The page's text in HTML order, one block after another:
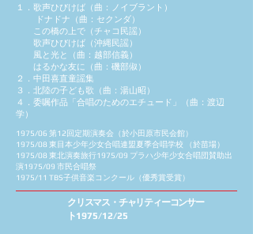
１．歌声ひびけば（曲：ノイブラント）
ドナドナ（曲：セクンダ）
この橋の上で（チャコ民謡）
歌声ひびけば（沖縄民謡）
風と光と（曲：越部信義）
はるかな友に（曲：磯部俶）
２．中田喜直童謡集
３．北陸の子ども歌（曲：湯山昭）
４．委嘱作品「合唱のためのエチュード」（曲：渡辺
学）
1975/06 第12回定期演奏会（於小田原市民会館）
1975/08 東目本少年少女合唱連盟夏季合唱学校 （於苗場）
1975/08 東北演奏旅行1975/09 プラハ少年少女合唱団賛助出
演1975/09 市民合唱祭
1975/11 TBS子供音楽コンクール（優秀賞受賞）
クリスマス・チャリティーコンサー
ト1975/12/25